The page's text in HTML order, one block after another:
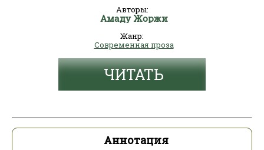
Авторы:
Амаду Жоржи
Жанр:
Современная проза
ЧИТАТЬ
Аннотация